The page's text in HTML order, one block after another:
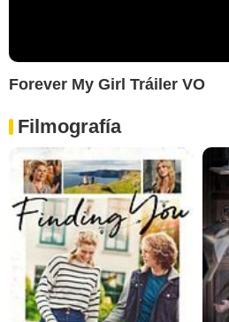
Forever My Girl Tráiler VO
Filmografía